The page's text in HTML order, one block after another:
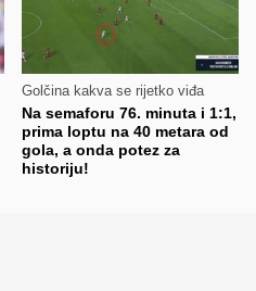
Golčina kakva se rijetko viđa
Na semaforu 76. minuta i 1:1,
prima loptu na 40 metara od
gola, a onda potez za
historiju!